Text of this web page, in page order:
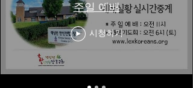
주일 예배
시청하기